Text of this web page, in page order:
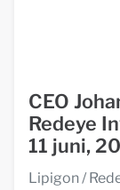
CEO
Redeye
11 juni,
Lipigon/